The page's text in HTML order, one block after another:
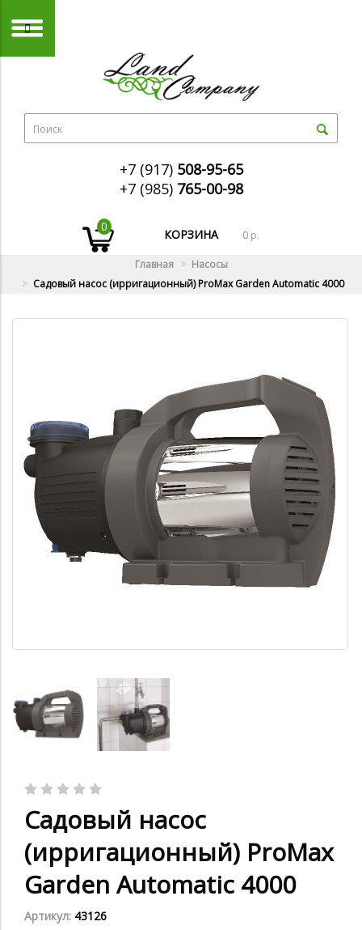
+7 (917) 508-95-65
+7 (985) 765-00-98
0
КОРЗИНА 0 р.
Главная
Насосы
Садовый насос (ирригационный) ProMax Garden Automatic 4000
Садовый насос
(ирригационный) ProMax
Garden Automatic 4000
Артикул: 43126